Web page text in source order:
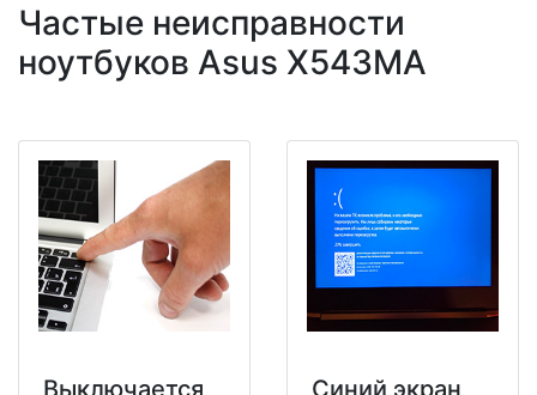
Частые неисправности
ноутбуков Asus X543MA
Выключается Синий экран